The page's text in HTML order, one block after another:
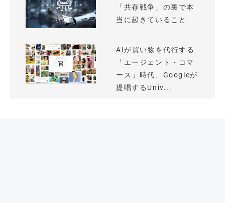
「共存戦争」の裏で本
当に起きていること
AIが買い物を代行する
「エージェント・コマ
ース」時代、Googleが
提唱するUniv...